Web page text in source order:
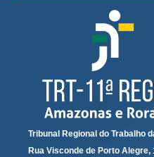
Rede de Governança
Gestão de Riscos
Laboratório de Inovação
Assessoria de
Sites Institucionais
Tribunal Regional do Trabalho
Rua Visconde de Porto